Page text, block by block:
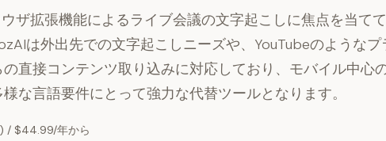
ザ拡張機能によるライブ会議の文字起こしに焦点を当て
は外出先での文字起こしニーズや、YouTubeのようなプ
直接コンテンツ取り込みに対応しており、モバイル中心
な言語要件にとって強力な代替ツールとなります。
/ $44.99/年から